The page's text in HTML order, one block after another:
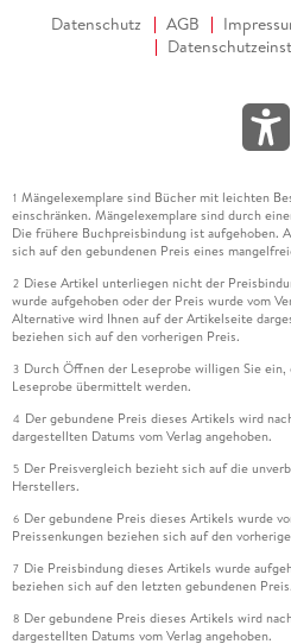
Datenschutz AGB
1 Mängelexemplare sind Bücher mit leichten
einschränken. Mängelexemplare sind durch
Die frühere Buchpreisbindung ist aufgehoben.
sich auf den gebundenen Preis eines
2 Diese Artikel unterliegen nicht der
wurde aufgehoben oder der Preis wurde vom
Alternative wird Ihnen auf der Artikelseite
beziehen sich auf den vorherigen Preis.
3 Durch Öffnen der Leseprobe willigen Sie ein,
Leseprobe übermittelt werden.
4 Der gebundene Preis dieses Artikels wird
dargestellten Datums vom Verlag angehoben.
5 Der Preisvergleich bezieht sich auf die
Herstellers.
6 Der gebundene Preis dieses Artikels wurde
Preissenkungen beziehen sich auf den
7 Die Preisbindung dieses Artikels wurde
beziehen sich auf den letzten gebundenen Preis.
8 Der gebundene Preis dieses Artikels wird
dargestellten Datums vom Verlag angehoben.